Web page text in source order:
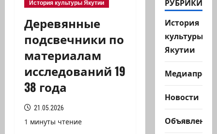
История культуры Якутии
Деревянные
подсвечники по
материалам
исследований 19
38 года
21.05.2026
1 минуты чтение
РУБРИКИ
История
культуры
Якутии
Новости
Объявления